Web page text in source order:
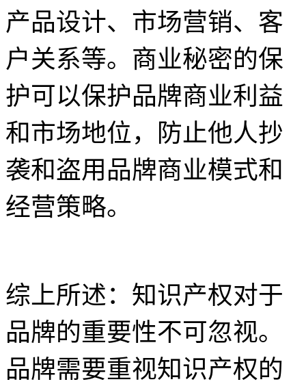
产品设计、市场营销、客
户关系等。商业秘密的保
护可以保护品牌商业利益
和市场地位，防止他人抄
袭和盗用品牌商业模式和
经营策略。
综上所述：知识产权对于
品牌的重要性不可忽视。
品牌需要重视知识产权的